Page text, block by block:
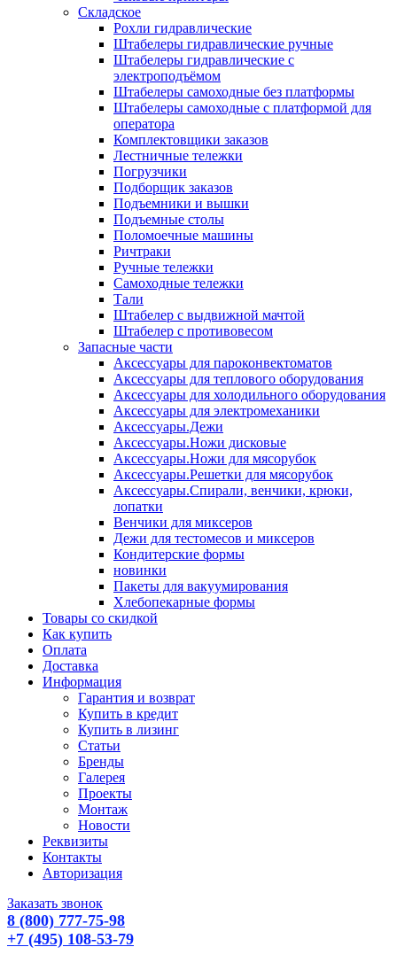
Складское
Рохли гидравлические
Штабелеры гидравлические ручные
Штабелеры гидравлические с
электроподъёмом
Штабелеры самоходные без платформы
Штабелеры самоходные с платформой для
оператора
Комплектовщики заказов
Лестничные тележки
Погрузчики
Подборщик заказов
Подъемники и вышки
Подъемные столы
Поломоечные машины
Ричтраки
Ручные тележки
Самоходные тележки
Тали
Штабелер с выдвижной мачтой
Штабелер с противовесом
Запасные части
Аксессуары для пароконвектоматов
Аксессуары для теплового оборудования
Аксессуары для холодильного оборудования
Аксессуары для электромеханики
Аксессуары.Дежи
Аксессуары.Ножи дисковые
Аксессуары.Ножи для мясорубок
Аксессуары.Решетки для мясорубок
Аксессуары.Спирали, венчики, крюки,
лопатки
Венчики для миксеров
Дежи для тестомесов и миксеров
Кондитерские формы
новинки
Пакеты для вакуумирования
Хлебопекарные формы
Товары со скидкой
Как купить
Оплата
Доставка
Информация
Гарантия и возврат
Купить в кредит
Купить в лизинг
Статьи
Бренды
Галерея
Проекты
Монтаж
Новости
Реквизиты
Контакты
Авторизация
Заказать звонок
8 (800) 777-75-98
+7 (495) 108-53-79